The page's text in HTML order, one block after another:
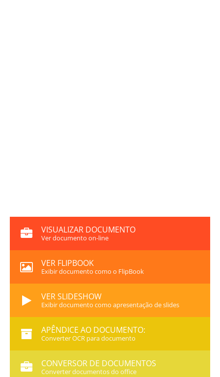
VISUALIZAR DOCUMENTO
Ver documento on-line
VER FLIPBOOK
Exibir documento como o FlipBook
VER SLIDESHOW
Exibir documento como apresentação de slides
APÊNDICE AO DOCUMENTO:
Converter OCR para documento
CONVERSOR DE DOCUMENTOS
Converter documentos do office